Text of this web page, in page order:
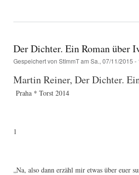
Der Dichter. Ein Roman über
Gespeichert von StImmTam Sa., 07/11/2015 -
Martin Reiner, Der Dichter.
Praha * Torst 2014
1
„Na, also dann erzähl mir etwas über euer